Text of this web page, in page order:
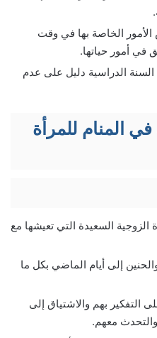
الخاصة بها في وقت
في أمور حياتها.
الدراسية دليل على عدم
المنام للمرأة
السعيدة التي تعيشها مع
إلى أيام الماضي بكل ما
التفكير بهم والاشتياق إلى
والتحدث معهم.